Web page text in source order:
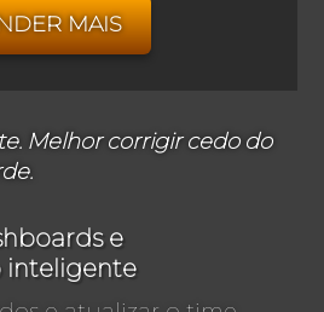
MAIS
Melhor corrigir cedo do
e